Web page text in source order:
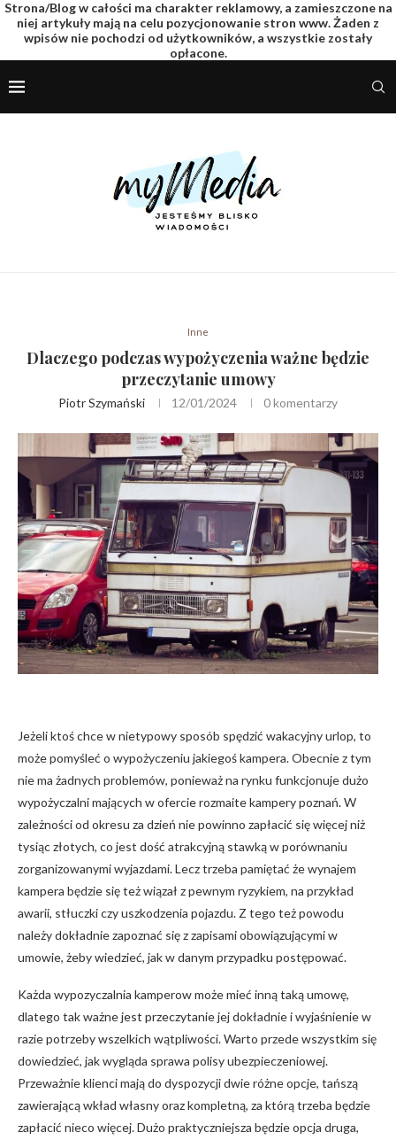
Strona/Blog w całości ma charakter reklamowy, a zamieszczone na
niej artykuły mają na celu pozycjonowanie stron www. Żaden z
wpisów nie pochodzi od użytkowników, a wszystkie zostały
opłacone.
Inne
Dlaczego podczas wypożyczenia ważne będzie
przeczytanie umowy
Piotr Szymański 12/01/2024 0 komentarzy
Jeżeli ktoś chce w nietypowy sposób spędzić wakacyjny urlop, to
może pomyśleć o wypożyczeniu jakiegoś kampera. Obecnie z tym
nie ma żadnych problemów, ponieważ na rynku funkcjonuje dużo
wypożyczalni mających w ofercie rozmaite kampery poznań. W
zależności od okresu za dzień nie powinno zapłacić się więcej niż
tysiąc złotych, co jest dość atrakcyjną stawką w porównaniu
zorganizowanymi wyjazdami. Lecz trzeba pamiętać że wynajem
kampera będzie się też wiązał z pewnym ryzykiem, na przykład
awarii, stłuczki czy uszkodzenia pojazdu. Z tego też powodu
należy dokładnie zapoznać się z zapisami obowiązującymi w
umowie, żeby wiedzieć, jak w danym przypadku postępować.
Każda wypozyczalnia kamperow może mieć inną taką umowę,
dlatego tak ważne jest przeczytanie jej dokładnie i wyjaśnienie w
razie potrzeby wszelkich wątpliwości. Warto przede wszystkim się
dowiedzieć, jak wygląda sprawa polisy ubezpieczeniowej.
Przeważnie klienci mają do dyspozycji dwie różne opcje, tańszą
zawierającą wkład własny oraz kompletną, za którą trzeba będzie
zapłacić nieco więcej. Dużo praktyczniejsza będzie opcja druga,